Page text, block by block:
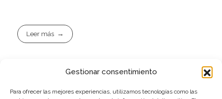
Gestionar consentimiento
Para ofrecer las mejores experiencias, utilizamos tecnologías como las
Leer más